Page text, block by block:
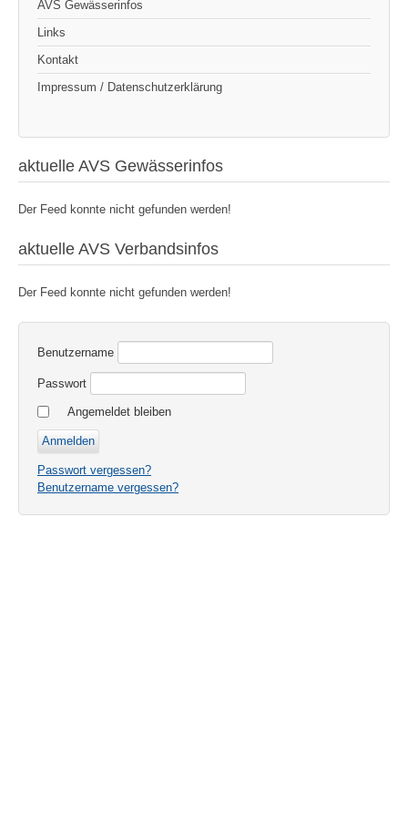
AVS Gewässerinfos
Links
Kontakt
Impressum / Datenschutzerklärung
aktuelle AVS Gewässerinfos
Der Feed konnte nicht gefunden werden!
aktuelle AVS Verbandsinfos
Der Feed konnte nicht gefunden werden!
Benutzername
Passwort
Angemeldet bleiben
Passwort vergessen?
Benutzername vergessen?